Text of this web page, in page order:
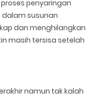
penyaringan
dalam susunan
dan menghilangkan
masih tersisa setelah
namun tak kalah